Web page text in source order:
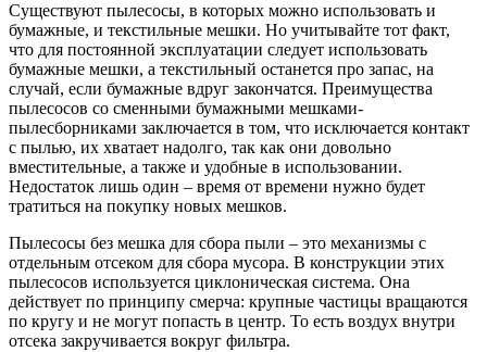
Существуют пылесосы, в которых можно использовать и
бумажные, и текстильные мешки. Но учитывайте тот факт,
что для постоянной эксплуатации следует использовать
бумажные мешки, а текстильный останется про запас, на
случай, если бумажные вдруг закончатся. Преимущества
пылесосов со сменными бумажными мешками-
пылесборниками заключается в том, что исключается контакт
с пылью, их хватает надолго, так как они довольно
вместительные, а также и удобные в использовании.
Недостаток лишь один – время от времени нужно будет
тратиться на покупку новых мешков.
Пылесосы без мешка для сбора пыли – это механизмы с
отдельным отсеком для сбора мусора. В конструкции этих
пылесосов используется циклоническая система. Она
действует по принципу смерча: крупные частицы вращаются
по кругу и не могут попасть в центр. То есть воздух внутри
отсека закручивается вокруг фильтра.